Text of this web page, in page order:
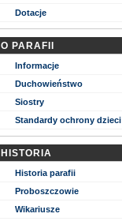
Dotacje
O PARAFII
Informacje
Duchowieństwo
Siostry
Standardy ochrony dzieci
HISTORIA
Historia parafii
Proboszczowie
Wikariusze